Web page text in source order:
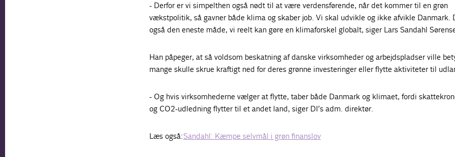
- Derfor er vi simpelthen også nødt til at være verdensførende, når det kommer til en grøn
vækstpolitik, så gavner både klima og skaber job. Vi skal udvikle og ikke afvikle Danmark.
også den eneste måde, vi reelt kan gøre en klimaforskel globalt, siger Lars Sandahl
Han påpeger, at så voldsom beskatning af danske virksomheder og arbejdspladser ville
mange skulle skrue kraftigt ned for deres grønne investeringer eller flytte aktiviteter til
- Og hvis virksomhederne vælger at flytte, taber både Danmark og klimaet, fordi
ogCO2-udledning flytter til et andet land, siger DI’s adm. direktør.
Læs også:Sandahl: Kæmpe selvmål i grøn finanslov